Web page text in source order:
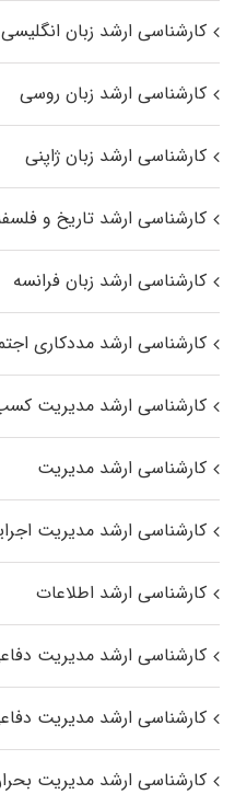
کارشناسی ارشد زبان انگلیسی
کارشناسی ارشد زبان روسی
کارشناسی ارشد زبان ژاپنی
کارشناسی ارشد تاریخ و
کارشناسی ارشد زبان فرانسه
کارشناسی ارشد مددکاری
کارشناسی ارشد مدیریت
کارشناسی ارشد مدیریت
کارشناسی ارشد مدیریت
کارشناسی ارشد اطلاعات
کارشناسی ارشد مدیریت
کارشناسی ارشد مدیریت
کارشناسی ارشد مدیریت